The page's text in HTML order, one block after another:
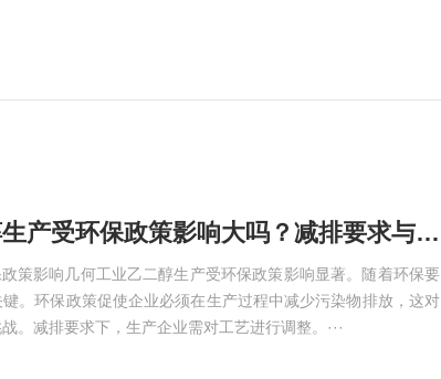
政和工业乙二醇生产受环保政策影响大吗？减排要求与工艺调整
策影响几何工业乙二醇生产受环保政策影响显著。随着环保要
。环保政策促使企业必须在生产过程中减少污染物排放，这对
。减排要求下，生产企业需对工艺进行调整。···